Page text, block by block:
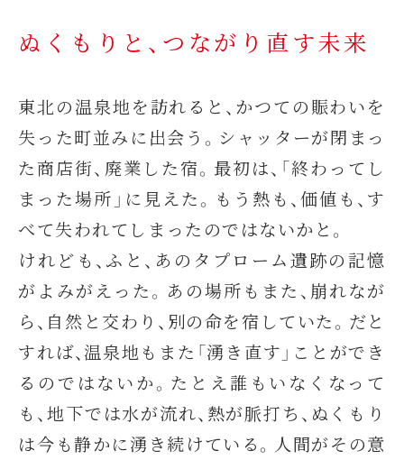
ぬくもりと、つながり直す未来
東北の温泉地を訪れると、かつての賑わいを
失った町並みに出会う。シャッターが閉まっ
た商店街、廃業した宿。最初は、「終わってし
まった場所」に見えた。もう熱も、価値も、す
べて失われてしまったのではないかと。
けれども、ふと、あのタプローム遺跡の記憶
がよみがえった。あの場所もまた、崩れなが
ら、自然と交わり、別の命を宿していた。だと
すれば、温泉地もまた「湧き直す」ことができ
るのではないか。たとえ誰もいなくなって
も、地下では水が流れ、熱が脈打ち、ぬくもり
は今も静かに湧き続けている。人間がその意